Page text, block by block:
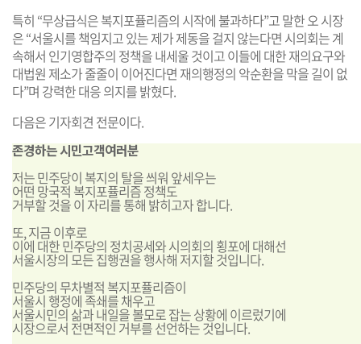
특히 “무상급식은 복지포퓰리즘의 시작에 불과하다”고 말한 오 시장
은 “서울시를 책임지고 있는 제가 제동을 걸지 않는다면 시의회는 계
속해서 인기영합주의 정책을 내세울 것이고 이들에 대한 재의요구와
대법원 제소가 줄줄이 이어진다면 재의행정의 악순환을 막을 길이 없
다”며 강력한 대응 의지를 밝혔다.
다음은 기자회견 전문이다.
존경하는 시민고객여러분
저는 민주당이 복지의 탈을 씌워 앞세우는
어떤 망국적 복지포퓰리즘 정책도
거부할 것을 이 자리를 통해 밝히고자 합니다.
또, 지금 이후로
이에 대한 민주당의 정치공세와 시의회의 횡포에 대해선
서울시장의 모든 집행권을 행사해 저지할 것입니다.
민주당의 무차별적 복지포퓰리즘이
서울시 행정에 족쇄를 채우고
서울시민의 삶과 내일을 볼모로 잡는 상황에 이르렀기에
시장으로서 전면적인 거부를 선언하는 것입니다.